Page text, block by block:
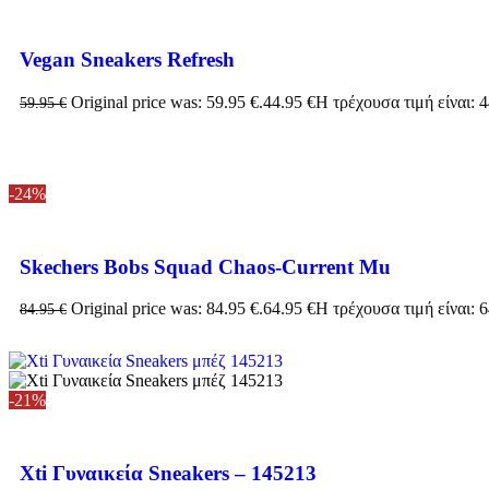
Vegan Sneakers Refresh
59.95€ Original price was: 59.95 €.44.95 €Η τρέχουσα τιμή είναι:
-24%
Skechers Bobs Squad Chaos-Current Mu
84.95€ Original price was: 84.95 €.64.95 €Η τρέχουσα τιμή είναι:
-21%
Xti Γυναικεία Sneakers – 145213